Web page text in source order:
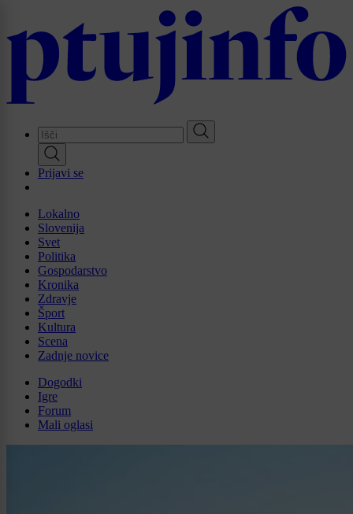
main
Prijavi se
Lokalno
Slovenija
Svet
Politika
Gospodarstvo
Kronika
Zdravje
Šport
Kultura
Scena
Zadnje novice
Dogodki
Igre
Forum
Mali oglasi